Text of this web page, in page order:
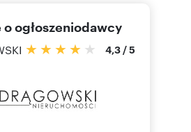
ogłoszeniodawcy
4,3 /5